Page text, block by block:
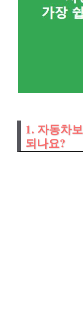
1. 자동차
되나요?